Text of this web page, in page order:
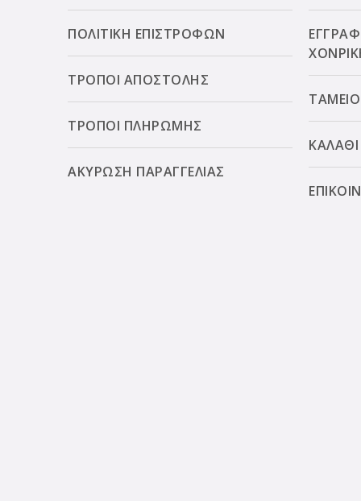
ΠΟΛΙΤΙΚΗ ΕΠΙΣΤΡΟΦΩΝ
ΤΡΟΠΟΙ ΑΠΟΣΤΟΛΗΣ
ΤΡΟΠΟΙ ΠΛΗΡΩΜΗΣ
ΑΚΥΡΩΣΗ ΠΑΡΑΓΓΕΛΙΑΣ
ΤΑΜΕΙΟ
ΚΑΛΑΘΙ